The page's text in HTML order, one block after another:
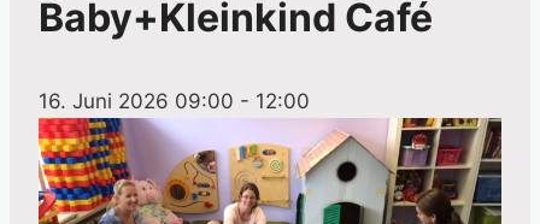
Baby+Kleinkind Café
16. Juni 2026 09:00 - 12:00